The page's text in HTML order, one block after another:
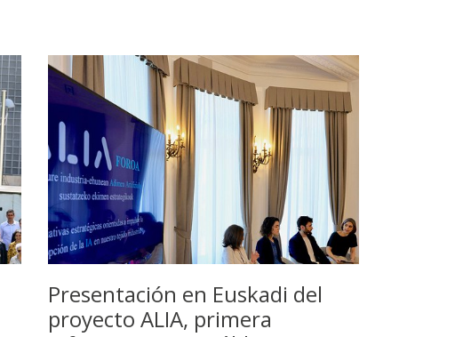
Presentación en Euskadi del
proyecto ALIA, primera